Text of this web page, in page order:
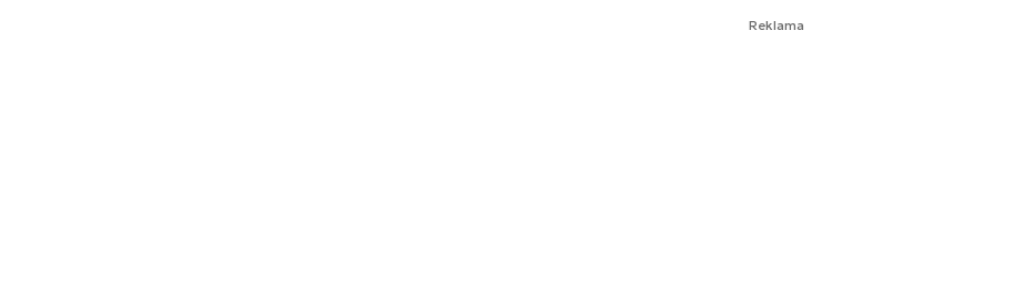
Reklama